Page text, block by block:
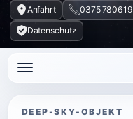
Anfahrt 0375 780619
Datenschutz
DEEP-SKY-OBJEKT